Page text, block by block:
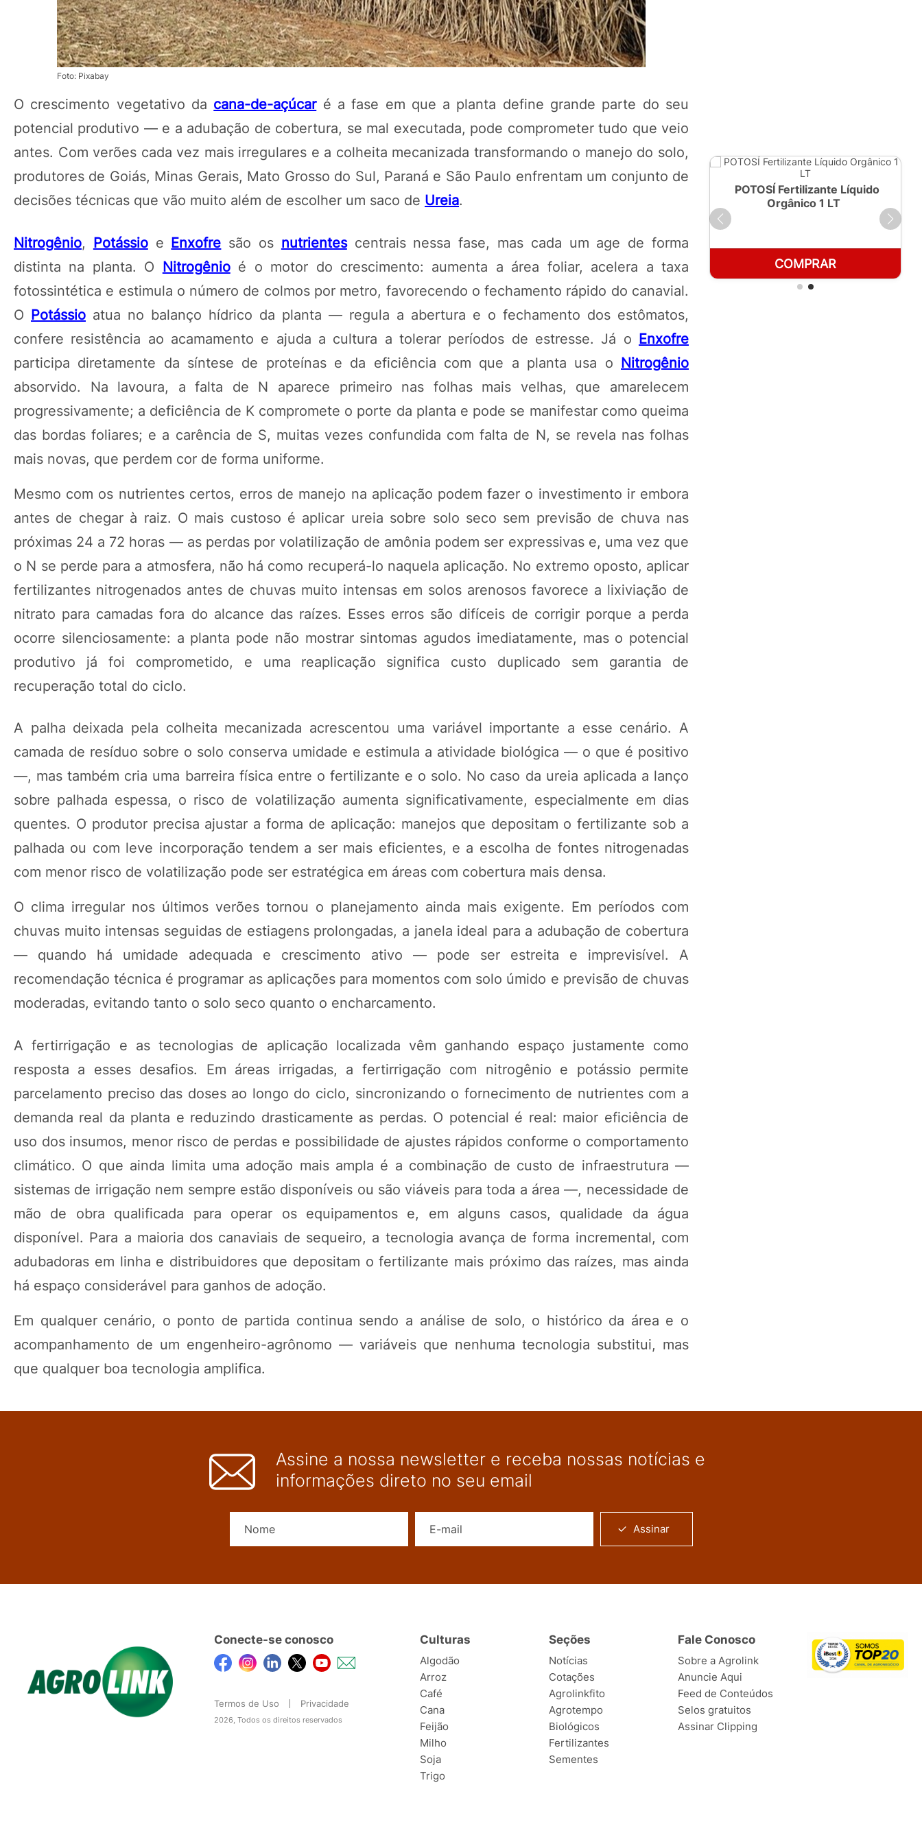
Foto: Pixabay
O crescimento vegetativo da cana-de-açúcaré a fase em que a planta define grande parte do seu
potencial produtivo — e a adubação de cobertura, se mal executada, pode comprometer tudo que veio
antes. Com verões cada vez mais irregulares e a colheita mecanizada transformando o manejo do solo,
produtores de Goiás, Minas Gerais, Mato Grosso do Sul, Paraná e São Paulo enfrentam um conjunto de
decisões técnicas que vão muito além de escolher um saco de Ureia.
Nitrogênio, Potássioe Enxofre são os nutrientescentrais nessa fase, mas cada um age de forma
distinta na planta. O Nitrogênioé o motor do crescimento: aumenta a área foliar, acelera a taxa
fotossintética e estimula o número de colmos por metro, favorecendo o fechamento rápido do canavial.
O Potássio atua no balanço hídrico da planta — regula a abertura e o fechamento dos estômatos,
confere resistência ao acamamento e ajuda a cultura a tolerar períodos de estresse. Já o Enxofre
participa diretamente da síntese de proteínas e da eficiência com que a planta usa o Nitrogênio
absorvido. Na lavoura, a falta de N aparece primeiro nas folhas mais velhas, que amarelecem
progressivamente; a deficiência de K compromete o porte da planta e pode se manifestar como queima
das bordas foliares; e a carência de S, muitas vezes confundida com falta de N, se revela nas folhas
mais novas, que perdem cor de forma uniforme.
Mesmo com os nutrientes certos, erros de manejo na aplicação podem fazer o investimento ir embora
antes de chegar à raiz. O mais custoso é aplicar ureia sobre solo seco sem previsão de chuva nas
próximas 24 a 72 horas — as perdas por volatilização de amônia podem ser expressivas e, uma vez que
o N se perde para a atmosfera, não há como recuperá-lo naquela aplicação. No extremo oposto, aplicar
fertilizantes nitrogenados antes de chuvas muito intensas em solos arenosos favorece a lixiviação de
nitrato para camadas fora do alcance das raízes. Esses erros são difíceis de corrigir porque a perda
ocorre silenciosamente: a planta pode não mostrar sintomas agudos imediatamente, mas o potencial
produtivo já foi comprometido, e uma reaplicação significa custo duplicado sem garantia de
recuperação total do ciclo.
A palha deixada pela colheita mecanizada acrescentou uma variável importante a esse cenário. A
camada de resíduo sobre o solo conserva umidade e estimula a atividade biológica — o que é positivo
—, mas também cria uma barreira física entre o fertilizante e o solo. No caso da ureia aplicada a lanço
sobre palhada espessa, o risco de volatilização aumenta significativamente, especialmente em dias
quentes. O produtor precisa ajustar a forma de aplicação: manejos que depositam o fertilizante sob a
palhada ou com leve incorporação tendem a ser mais eficientes, e a escolha de fontes nitrogenadas
com menor risco de volatilização pode ser estratégica em áreas com cobertura mais densa.
O clima irregular nos últimos verões tornou o planejamento ainda mais exigente. Em períodos com
chuvas muito intensas seguidas de estiagens prolongadas, a janela ideal para a adubação de cobertura
— quando há umidade adequada e crescimento ativo — pode ser estreita e imprevisível. A
recomendação técnica é programar as aplicações para momentos com solo úmido e previsão de chuvas
moderadas, evitando tanto o solo seco quanto o encharcamento.
A fertirrigação e as tecnologias de aplicação localizada vêm ganhando espaço justamente como
resposta a esses desafios. Em áreas irrigadas, a fertirrigação com nitrogênio e potássio permite
parcelamento preciso das doses ao longo do ciclo, sincronizando o fornecimento de nutrientes com a
demanda real da planta e reduzindo drasticamente as perdas. O potencial é real: maior eficiência de
uso dos insumos, menor risco de perdas e possibilidade de ajustes rápidos conforme o comportamento
climático. O que ainda limita uma adoção mais ampla é a combinação de custo de infraestrutura —
sistemas de irrigação nem sempre estão disponíveis ou são viáveis para toda a área —, necessidade de
mão de obra qualificada para operar os equipamentos e, em alguns casos, qualidade da água
disponível. Para a maioria dos canaviais de sequeiro, a tecnologia avança de forma incremental, com
adubadoras em linha e distribuidores que depositam o fertilizante mais próximo das raízes, mas ainda
há espaço considerável para ganhos de adoção.
Em qualquer cenário, o ponto de partida continua sendo a análise de solo, o histórico da área e o
acompanhamento de um engenheiro-agrônomo — variáveis que nenhuma tecnologia substitui, mas
que qualquer boa tecnologia amplifica.
COMPRAR
POTOSÍ Fertilizante Líquido
Orgânico 1 LT
COMPRAR
Assine a nossa newsletter e receba nossas notícias e
informações direto no seu email
Assinar
Conecte-se conosco
Termos de Uso Privacidade
2026, Todos os direitos reservados
Culturas
Algodão
Arroz
Café
Cana
Feijão
Milho
Soja
Trigo
Seções
Notícias
Cotações
Agrolinkfito
Agrotempo
Biológicos
Fertilizantes
Sementes
Fale Conosco
Sobre a Agrolink
Anuncie Aqui
Feed de Conteúdos
Selos gratuitos
Assinar Clipping